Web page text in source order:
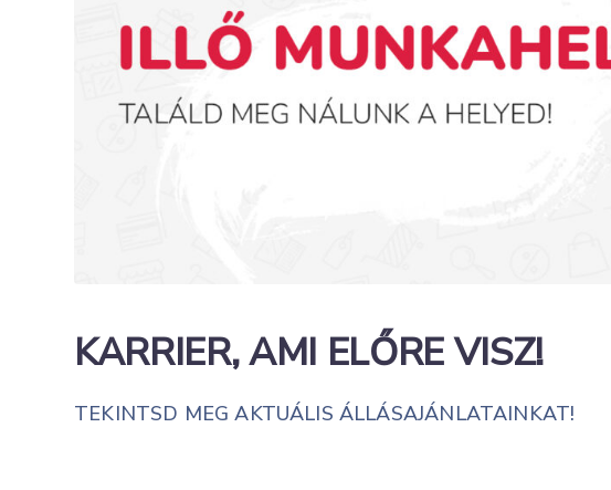
KARRIER, AMI ELŐRE VISZ!
TEKINTSD MEG AKTUÁLIS ÁLLÁSAJÁNLATAINKAT!